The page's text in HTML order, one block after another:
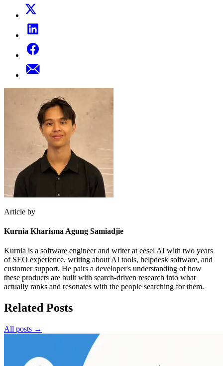
Article by
Kurnia Kharisma Agung Samiadjie
Kurnia is a software engineer and writer at eesel AI with two years
of SEO experience, writing about AI tools, helpdesk software, and
customer support. He pairs a developer's understanding of how
these products are built with search-driven research into what
actually ranks and resonates with the people searching for them.
Related Posts
All posts →